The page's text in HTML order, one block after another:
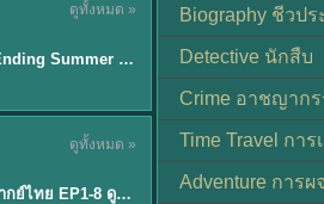
ดูทั้งหมด »
ฤดูร้อนนิรันดร์ (2026) Never-Ending Summer พากย์ไทย EP.1-29
ดูทั้งหมด »
EP.8Paradise Season 2 (2026) พากย์ไทย EP1-8 ดูซีรี่ย์ฝรั่ง HD ครบทุกตอน
Biography ชีวปร
Detective นักสืบ
Crime อาชญาก
Time Travel กา
Adventure การ